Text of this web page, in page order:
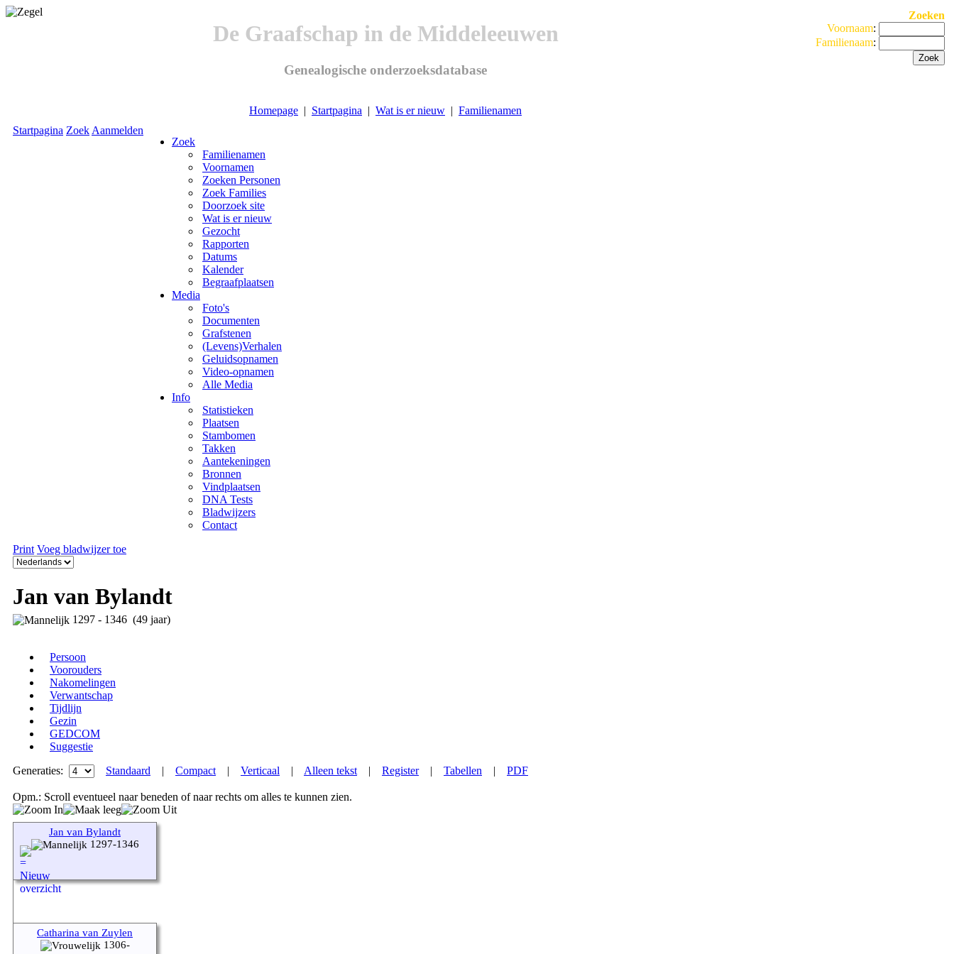
De Graafschap in de Middeleeuwen
Genealogische onderzoeksdatabase
Homepage | Startpagina | Wat is er nieuw | Familienamen
Zoeken
Voornaam:
Familienaam:
Startpagina Zoek Aanmelden
Zoek
Familienamen
Voornamen
Zoeken Personen
Zoek Families
Doorzoek site
Wat is er nieuw
Gezocht
Rapporten
Datums
Kalender
Begraafplaatsen
Media
Foto's
Documenten
Grafstenen
(Levens)Verhalen
Geluidsopnamen
Video-opnamen
Alle Media
Info
Statistieken
Plaatsen
Stambomen
Takken
Aantekeningen
Bronnen
Vindplaatsen
DNA Tests
Bladwijzers
Contact
Print Voeg bladwijzer toe
Jan van Bylandt
1297 - 1346 (49 jaar)
Persoon
Voorouders
Nakomelingen
Verwantschap
Tijdlijn
Gezin
GEDCOM
Suggestie
Generaties:
Standaard | Compact| Verticaal | Alleen tekst| Register| Tabellen | PDF
Opm.: Scroll eventueel naar beneden of naar rechts om alles te kunnen zien.
Jan van Bylandt
1297-1346
Catharina van Zuylen
1306-